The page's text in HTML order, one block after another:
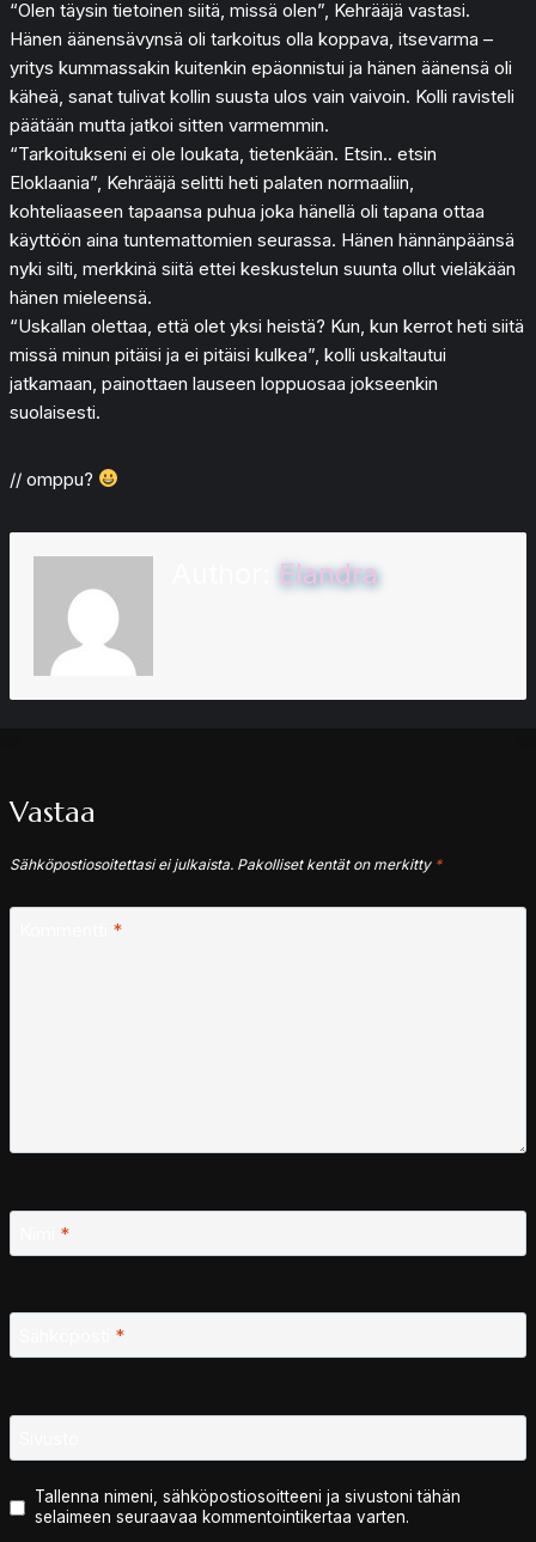
“Olen täysin tietoinen siitä, missä olen”, Kehrääjä vastasi.
Hänen äänensävynsä oli tarkoitus olla koppava, itsevarma –
yritys kummassakin kuitenkin epäonnistui ja hänen äänensä oli
käheä, sanat tulivat kollin suusta ulos vain vaivoin. Kolli ravisteli
päätään mutta jatkoi sitten varmemmin.
“Tarkoitukseni ei ole loukata, tietenkään. Etsin.. etsin
Eloklaania”, Kehrääjä selitti heti palaten normaaliin,
kohteliaaseen tapaansa puhua joka hänellä oli tapana ottaa
käyttöön aina tuntemattomien seurassa. Hänen hännänpäänsä
nyki silti, merkkinä siitä ettei keskustelun suunta ollut vieläkään
hänen mieleensä.
“Uskallan olettaa, että olet yksi heistä? Kun, kun kerrot heti siitä
missä minun pitäisi ja ei pitäisi kulkea”, kolli uskaltautui
jatkamaan, painottaen lauseen loppuosaa jokseenkin
suolaisesti.
// omppu?
Elandra
Vastaa
Sähköpostiosoitettasi ei julkaista. Pakolliset kentät on merkitty *
*
*
*
Tallenna nimeni, sähköpostiosoitteeni ja sivustoni tähän
selaimeen seuraavaa kommentointikertaa varten.